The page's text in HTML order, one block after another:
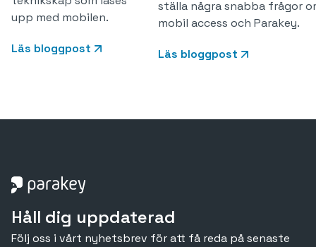
upp med mobilen.
Läs bloggpost
ställa några snabba frågor
mobil access och Parakey.
Läs bloggpost
Håll dig uppdaterad
Följ oss i vårt nyhetsbrev för att få reda på senaste